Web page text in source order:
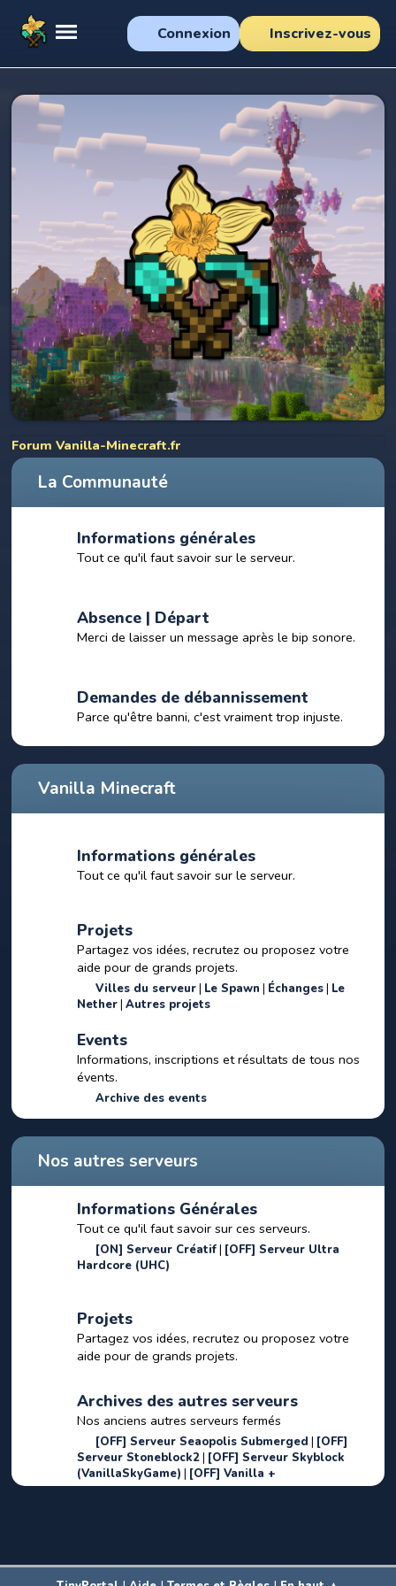
Connexion Inscrivez-vous
Forum Vanilla-Minecraft.fr
La Communauté
Informations générales
Tout ce qu'il faut savoir sur le serveur.
Absence | Départ
Merci de laisser un message après le bip sonore.
Demandes de débannissement
Parce qu'être banni, c'est vraiment trop injuste.
Vanilla Minecraft
Informations générales
Tout ce qu'il faut savoir sur le serveur.
Projets
Partagez vos idées, recrutez ou proposez votre
aide pour de grands projets.
Villes du serveur Le Spawn Échanges Le
Nether Autres projets
Events
Informations, inscriptions et résultats de tous nos
évents.
Archive des events
Nos autres serveurs
Informations Générales
Tout ce qu'il faut savoir sur ces serveurs.
[ON] Serveur Créatif [OFF] Serveur Ultra
Hardcore (UHC)
Projets
Partagez vos idées, recrutez ou proposez votre
aide pour de grands projets.
Archives des autres serveurs
Nos anciens autres serveurs fermés
[OFF] Serveur Seaopolis Submerged
[OFF]
Serveur Stoneblock2 [OFF] Serveur Skyblock
(VanillaSkyGame)
[OFF] Vanilla +